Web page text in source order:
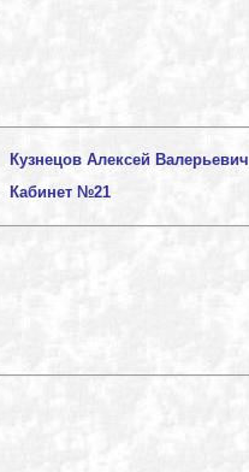
Кузнецов Алексей Валерьевич
Кабинет №21